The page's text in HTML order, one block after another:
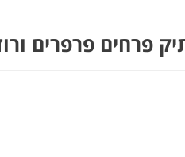
פרחים פרפרים